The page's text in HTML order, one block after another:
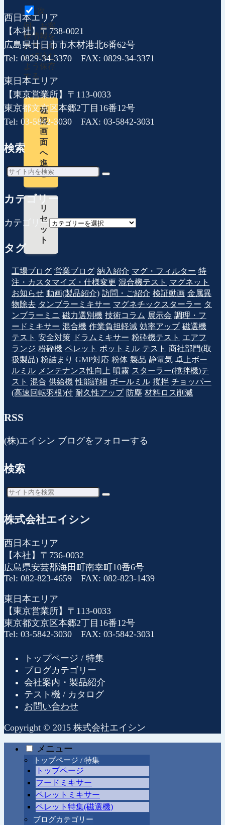
次
回、お客
様情報を
入力しな
いで済む
よう保存
する。
確
認
画
面
へ
進
む
リ
セ
ッ
ト
西日本エリア
【本社】〒738-0021
広島県廿日市市木材港北6番62号
Tel: 0829-34-3370 FAX: 0829-34-3371
東日本エリア
【東京営業所】〒113-0033
東京都文京区本郷2丁目16番12号
Tel: 03-5842-3030 FAX: 03-5842-3031
検索
カテゴリー
カテゴリー
タグ
工場ブログ 営業ブログ 納入紹介 マグ・フィルター 特
注・カスタマイズ・仕様変更 混合機テスト マグネット
お知らせ 動画(製品紹介) 訪問・ご紹介 検証動画 金属異
物除去 タンブラーミキサー マグネチックスターラー タ
ンブラーミニ 磁力選別機 技術コラム 展示会 調理・フ
ードミキサー 混合機 作業負担軽減 効率アップ 磁選機
テスト 安全対策 ドラムミキサー 粉砕機テスト エアフ
ランジ 粉砕機 ペレット ポットミル テスト 商社部門(取
扱製品) 粉詰まり GMP対応 粉体 製品 静電気 卓上ボー
ルミル メンテナンス性向上 噴霧 スターラー(撹拌機)テ
スト 混合 供給機 性能詳細 ボールミル 撹拌 チョッパー
(高速回転羽根)付 耐久性アップ 防塵 材料ロス削減
RSS
(株)エイシン ブログをフォローする
検索
株式会社エイシン
西日本エリア
【本社】〒736-0032
広島県安芸郡海田町南幸町10番6号
Tel: 082-823-4659 FAX: 082-823-1439
東日本エリア
【東京営業所】〒113-0033
東京都文京区本郷2丁目16番12号
Tel: 03-5842-3030 FAX: 03-5842-3031
トップページ / 特集
ブログカテゴリー
会社案内・製品紹介
テスト機 / カタログ
お問い合わせ
Copyright © 2015 株式会社エイシン
メニュー
トップページ / 特集
トップページ
フードミキサー
ペレットミキサー
ペレット特集(磁選機)
ブログカテゴリー